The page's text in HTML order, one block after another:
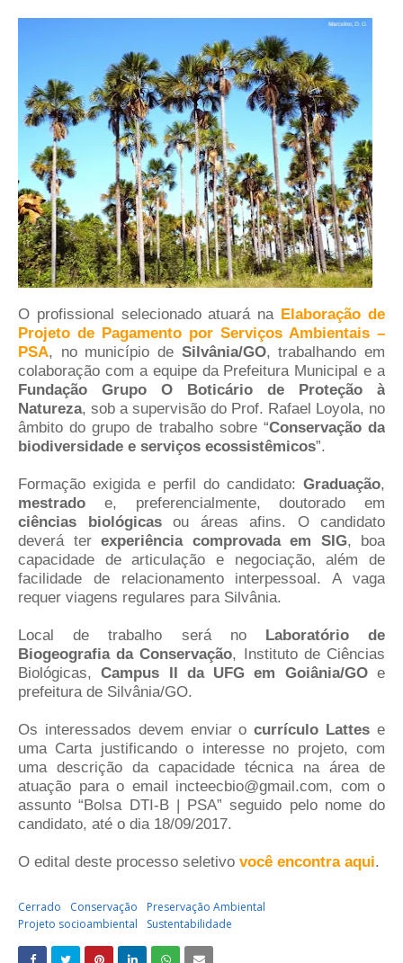
O profissional selecionado atuará na Elaboração de
Projeto de Pagamento por Serviços Ambientais –
PSA, no município de Silvânia/GO, trabalhando em
colaboração com a equipe da Prefeitura Municipal e a
Fundação Grupo O Boticário de Proteção à
Natureza, sob a supervisão do Prof. Rafael Loyola, no
âmbito do grupo de trabalho sobre “Conservação da
biodiversidade e serviços ecossistêmicos”.
Formação exigida e perfil do candidato: Graduação,
mestrado e, preferencialmente, doutorado em
ciências biológicasou áreas afins. O candidato
deverá ter experiência comprovada em SIG, boa
capacidade de articulação e negociação, além de
facilidade de relacionamento interpessoal. A vaga
requer viagens regulares para Silvânia.
Local de trabalho será noLaboratório de
Biogeografia da Conservação, Instituto de Ciências
Biológicas,Campus II da UFG em Goiânia/GOe
prefeitura de Silvânia/GO.
Os interessados devem enviar ocurrículo Lattes e
uma Carta justificando o interesse no projeto, com
uma descrição da capacidade técnica na área de
atuação para o email incteecbio@gmail.com, com o
assunto “Bolsa DTI-B | PSA” seguido pelo nome do
candidato, até o dia 18/09/2017.
O edital deste processo seletivo você encontra aqui.
Cerrado Conservação
Preservação Ambiental
Projeto socioambiental
Sustentabilidade